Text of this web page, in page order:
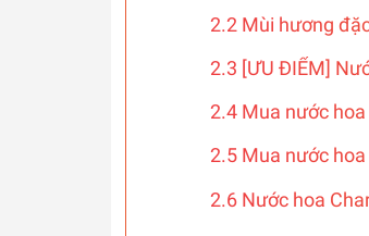
2.2 Mùi hương
2.3 [ƯU ĐIỂM]
2.4 Mua nước
2.5 Mua nước
2.6 Nước hoa